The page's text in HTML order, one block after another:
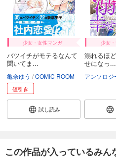
少女・女性マンガ
バツイチがモテるなんて
聞いてま...
亀奈ゆう COMIC ROOM
値引き
試し読み
少女
溺れるほ
せになっ...
アンソロジ
この作品が入っているみん